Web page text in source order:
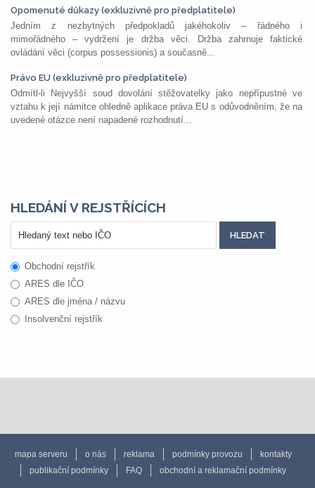
Opomenuté důkazy (exkluzivně pro předplatitele)
Jedním z nezbytných předpokladů jakéhokoliv – řádného i
mimořádného – vydržení je držba věci. Držba zahrnuje faktické
ovládání věci (corpus possessionis) a současně...
Právo EU (exkluzivně pro předplatitele)
Odmítl-li Nejvyšší soud dovolání stěžovatelky jako nepřípustné ve
vztahu k její námitce ohledně aplikace práva EU s odůvodněním, že na
uvedené otázce není napadené rozhodnutí...
HLEDÁNÍ V REJSTŘÍCÍCH
Obchodní rejstřík
ARES dle IČO
ARES dle jména / názvu
Insolvenční rejstřík
mapa serveru o nás reklama podmínky provozu
kontakty
publikační podmínky
FAQ obchodní a reklamační podmínky